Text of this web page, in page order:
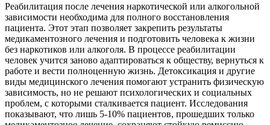
Реабилитация после лечения наркотической или алкогольной
зависимости необходима для полного восстановления
пациента. Этот этап позволяет закрепить результаты
медикаментозного лечения и подготовить человека к жизни
без наркотиков или алкоголя. В процессе реабилитации
человек учится заново адаптироваться к обществу, вернуться к
работе и вести полноценную жизнь. Детоксикация и другие
виды медицинского лечения помогают устранить физическую
зависимость, но не решают психологических и социальных
проблем, с которыми сталкивается пациент. Исследования
показывают, что лишь 5-10% пациентов, прошедших только